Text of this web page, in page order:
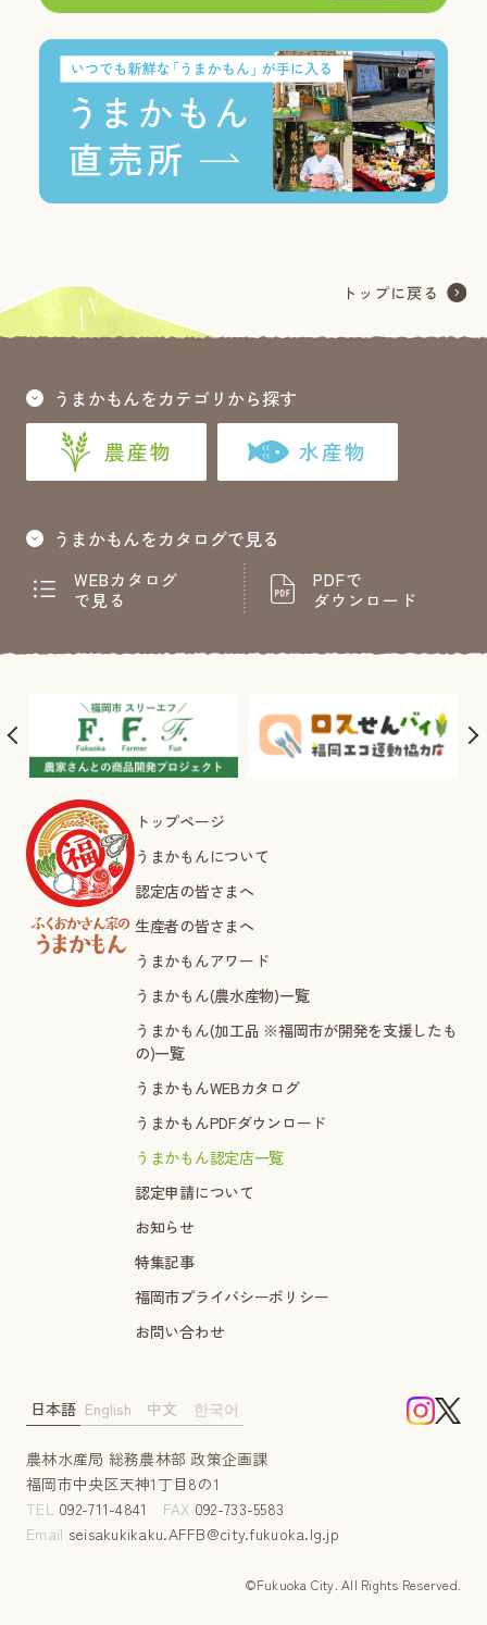
うまかもんをカテゴリから探す
農産物 水産物
うまかもんをカタログで見る
WEBカタログ
で見る
PDFで
ダウンロード
トップページ
うまかもんについて
認定店の皆さまへ
生産者の皆さまへ
うまかもんアワード
うまかもん(農水産物)一覧
うまかもん(加工品 ※福岡市が開発を支援したも
の)一覧
うまかもんWEBカタログ
うまかもんPDFダウンロード
うまかもん認定店一覧
認定申請について
お知らせ
特集記事
福岡市プライバシーポリシー
お問い合わせ
農林水産局 総務農林部 政策企画課
福岡市中央区天神1丁目8の1
TEL 092-711-4841 FAX 092-733-5583
Email seisakukikaku.AFFB@city.fukuoka.lg.jp
©Fukuoka City. AII Rights Reserved.
日本語 English 中文 한국어